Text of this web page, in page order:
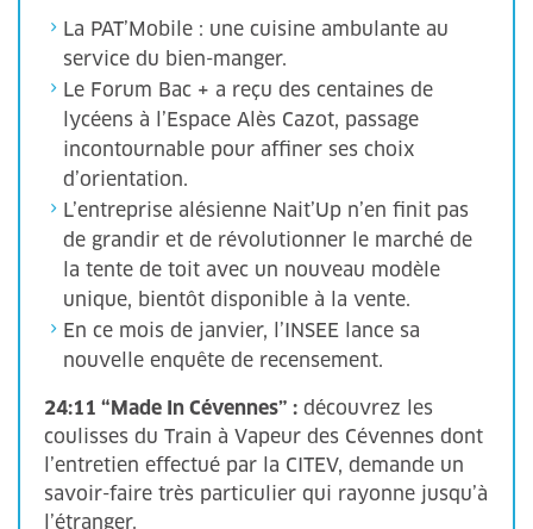
La PAT’Mobile : une cuisine ambulante au
service du bien-manger.
Le Forum Bac + a reçu des centaines de
lycéens à l’Espace Alès Cazot, passage
incontournable pour affiner ses choix
d’orientation.
L’entreprise alésienne Nait’Up n’en finit pas
de grandir et de révolutionner le marché de
la tente de toit avec un nouveau modèle
unique, bientôt disponible à la vente.
En ce mois de janvier, l’INSEE lance sa
nouvelle enquête de recensement.
24:11 “Made In Cévennes” : découvrez les
coulisses du Train à Vapeur des Cévennes dont
l’entretien effectué par la CITEV, demande un
savoir-faire très particulier qui rayonne jusqu’à
l’étranger.